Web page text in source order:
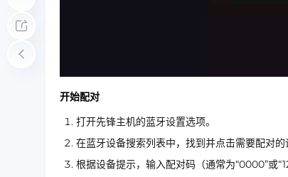
开始配对
打开先锋主机的蓝牙设置选项。
在蓝牙设备搜索列表中，找到并点击需要配对的
根据设备提示，输入配对码（通常为“0000”或